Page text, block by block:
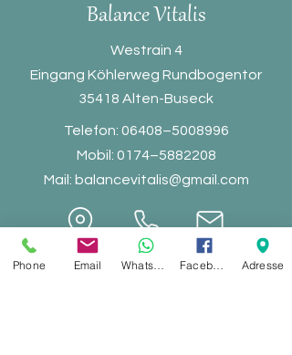
Balance Vitalis
Westrain 4
Eingang Köhlerweg Rundbogentor
35418 Alten-Buseck
Telefon: 06408–5008996
Mobil: 0174–5882208
Mail: balancevitalis@gmail.com
Impressum
Koop
erationspartner
Phone Email Adresse